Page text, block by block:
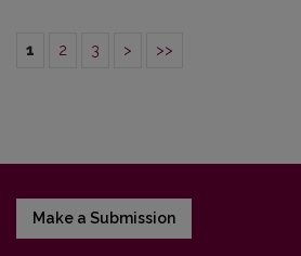
1 2 3 > >>
Make a Submission